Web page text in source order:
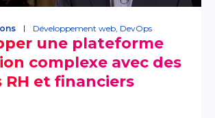
Développement web, DevOps
une plateforme
complexe avec des
RH et financiers